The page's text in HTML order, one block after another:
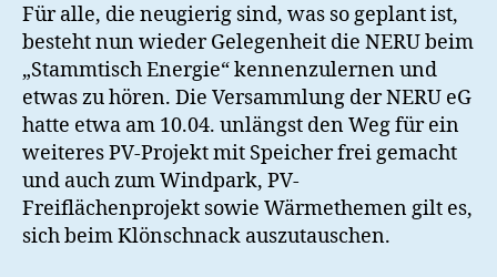
Für alle, die neugierig sind, was so geplant ist,
besteht nun wieder Gelegenheit die NERU beim
„Stammtisch Energie“ kennenzulernen und
etwas zu hören. Die Versammlung der NERU eG
hatte etwa am 10.04. unlängst den Weg für ein
weiteres PV-Projekt mit Speicher frei gemacht
und auch zum Windpark, PV-
Freiflächenprojekt sowie Wärmethemen gilt es,
sich beim Klönschnack auszutauschen.